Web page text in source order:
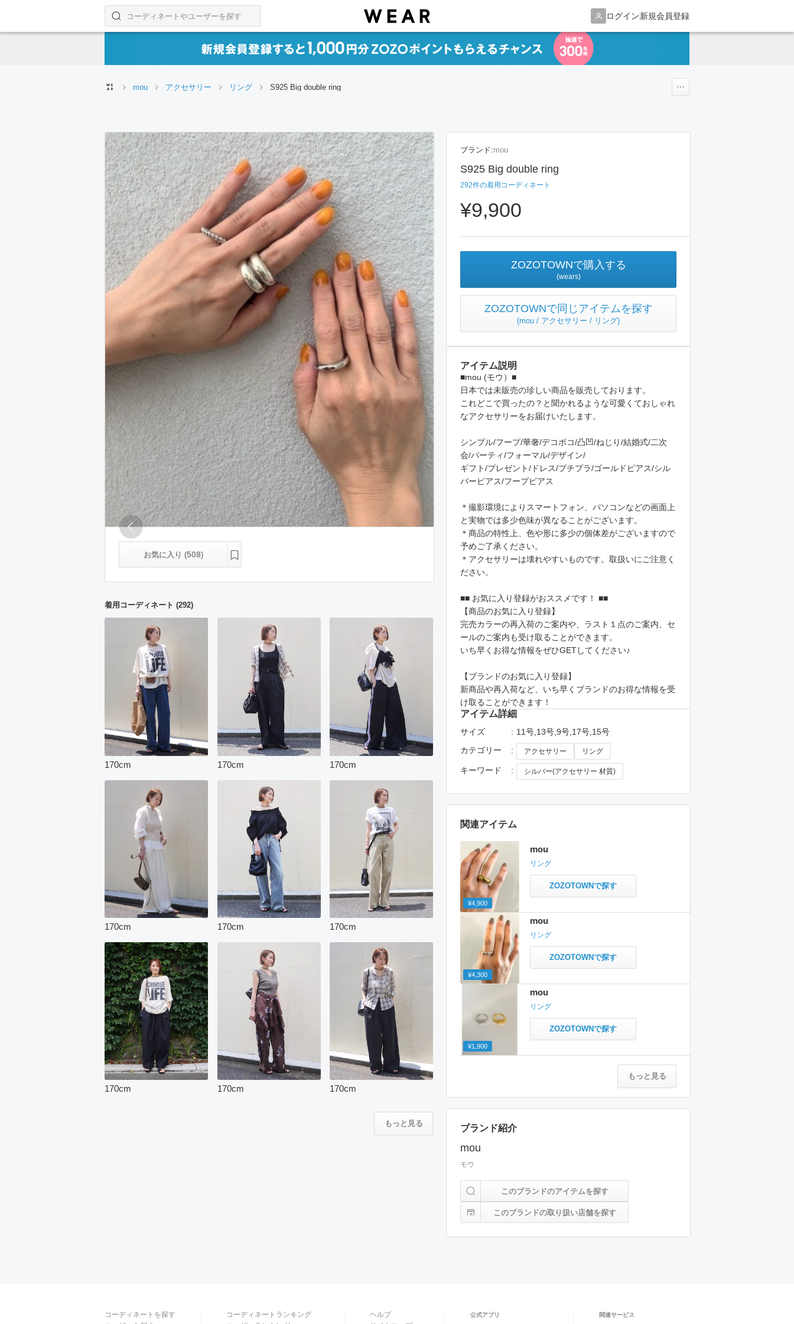
ログイン新規会員登録
コーディネートやユーザーを探す
検索する
mou アクセサリー リング S925 Big double ring
お気に入り (508)
ブランド:mou
S925 Big double ring
292件の着用コーディネート
¥9,900
ZOZOTOWNで購入する
(wears)
ZOZOTOWNで同じアイテムを探す
(mou / アクセサリー / リング)
アイテム説明
■mou (モウ）■
日本では未販売の珍しい商品を販売しております。
これどこで買ったの？と聞かれるような可愛くておしゃれ
なアクセサリーをお届けいたします。
シンプル/フープ/華奢/デコボコ/凸凹/ねじり/結婚式/二次
会/パーティ/フォーマル/デザイン/
ギフト/プレゼント/ドレス/プチプラ/ゴールドピアス/シル
バーピアス/フープピアス
＊撮影環境によりスマートフォン、パソコンなどの画面上
と実物では多少色味が異なることがございます。
＊商品の特性上、色や形に多少の個体差がございますので
予めご了承ください。
＊アクセサリーは壊れやすいものです。取扱いにご注意く
ださい。
■■ お気に入り登録がおススメです！ ■■
【商品のお気に入り登録】
完売カラーの再入荷のご案内や、ラスト１点のご案内、セ
ールのご案内も受け取ることができます。
いち早くお得な情報をぜひGETしてください♪
【ブランドのお気に入り登録】
新商品や再入荷など、いち早くブランドのお得な情報を受
け取ることができます！
アイテム詳細
サイズ
11号,13号,9号,17号,15号
カテゴリー
アクセサリー リング
キーワード シルバー(アクセサリー 材質)
関連アイテム
¥4,900
mou
リング
ZOZOTOWNで探す
¥4,300
mou
リング
ZOZOTOWNで探す
¥1,900
mou
リング
ZOZOTOWNで探す
もっと見る
ブランド紹介
mou
モウ
このブランドのアイテムを探す
このブランドの取り扱い店舗を探す
着用コーディネート (292)
170cm 170cm 170cm
170cm 170cm 170cm
170cm 170cm 170cm
もっと見る
コーディネートを探す
コーディネートランキング
ヘルプ
公式アプリ 関連サービス